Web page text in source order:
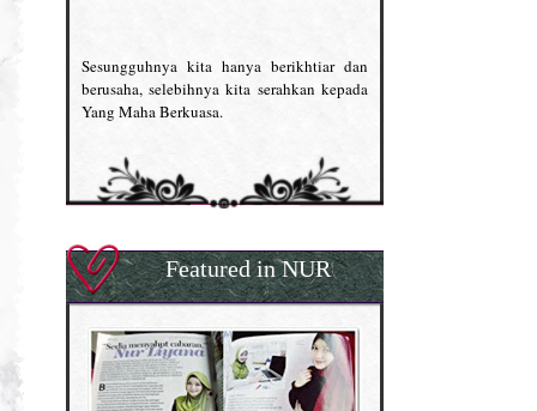
Sesungguhnya kita hanya berikhtiar dan
berusaha, selebihnya kita serahkan kepada
Yang Maha Berkuasa.
Featured in NUR